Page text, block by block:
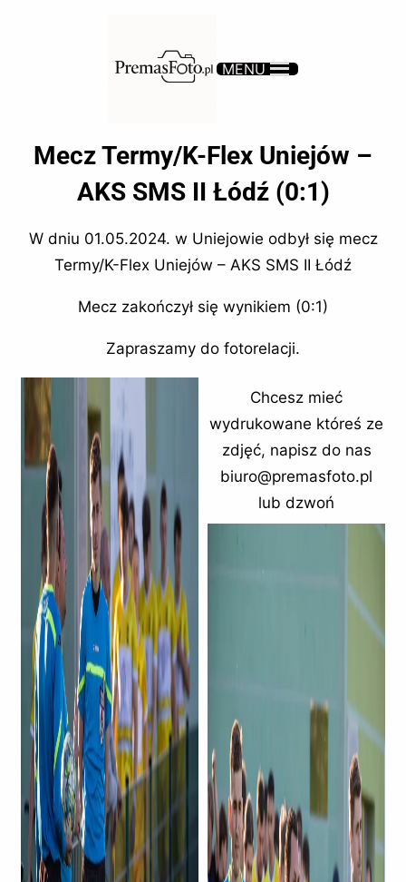
MENU
Mecz Termy/K-Flex Uniejów –
AKS SMS II Łódź (0:1)
W dniu 01.05.2024. w Uniejowie odbył się mecz
Termy/K-Flex Uniejów – AKS SMS II Łódź
Mecz zakończył się wynikiem (0:1)
Zapraszamy do fotorelacji.
Chcesz mieć
wydrukowane któreś ze
zdjęć, napisz do nas
biuro@premasfoto.pl
lub dzwoń